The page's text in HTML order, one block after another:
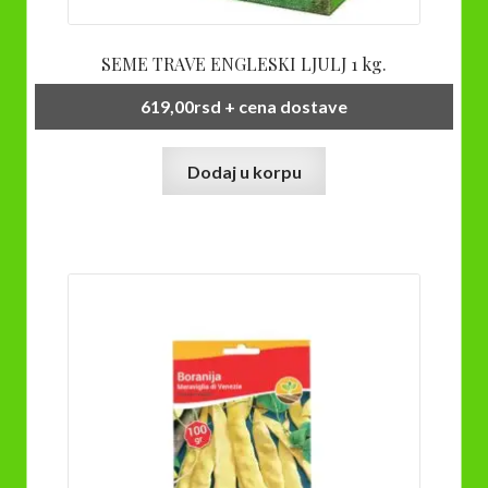
SEME TRAVE ENGLESKI LJULJ 1 kg.
619,00rsd + cena dostave
Dodaj u korpu